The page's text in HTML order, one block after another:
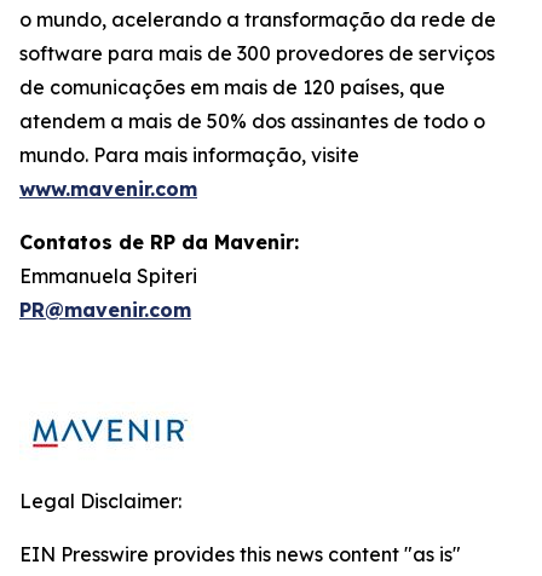
o mundo, acelerando a transformação da rede de
software para mais de 300 provedores de serviços
de comunicações em mais de 120 países, que
atendem a mais de 50% dos assinantes de todo o
mundo. Para mais informação, visite
www.mavenir.com
Contatos de RP da Mavenir:
Emmanuela Spiteri
PR@mavenir.com
Legal Disclaimer:
EIN Presswire provides this news content "as is"